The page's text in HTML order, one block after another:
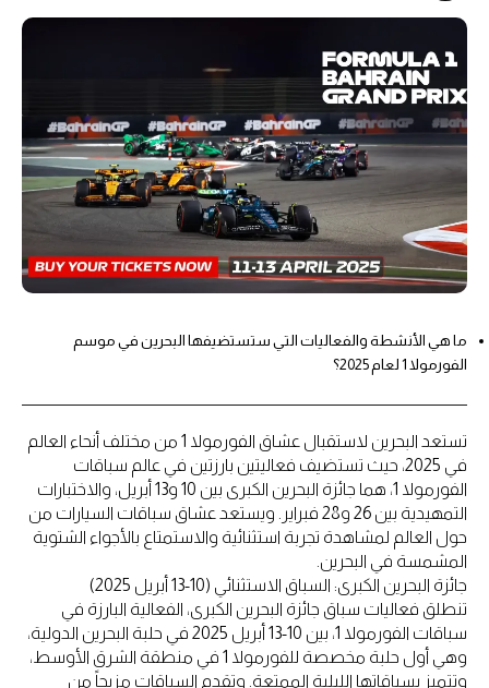
ما هي الأنشطة والفعاليات التي ستستضيفها البحرين في موسم
الفورمولا 1 لعام 2025؟
تستعد البحرين لاستقبال عشاق الفورمولا 1 من مختلف أنحاء العالم
في 2025، حيث تستضيف فعاليتين بارزتين في عالم سباقات
الفورمولا 1، هما جائزة البحرين الكبرى بين 10 و13 أبريل، والاختبارات
التمهيدية بين 26 و28 فبراير. ويستعد عشاق سباقات السيارات من
حول العالم لمشاهدة تجربة استثنائية والاستمتاع بالأجواء الشتوية
المشمسة في البحرين.
جائزة البحرين الكبرى: السباق الاستثنائي (10-13 أبريل 2025)
تنطلق فعاليات سباق جائزة البحرين الكبرى، الفعالية البارزة في
سباقات الفورمولا 1، بين 10-13 أبريل 2025 في حلبة البحرين الدولية،
وهي أول حلبة مخصصة للفورمولا 1 في منطقة الشرق الأوسط،
وتتميز بسباقاتها الليلية الممتعة. وتقدم السباقات مزيجاً من